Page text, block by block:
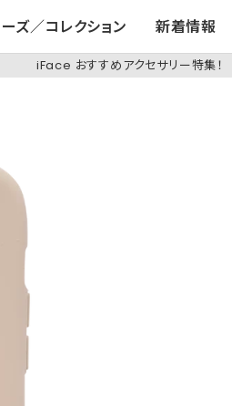
ズ／コレクション 新着情報
iFace おすすめアクセサリー特集！